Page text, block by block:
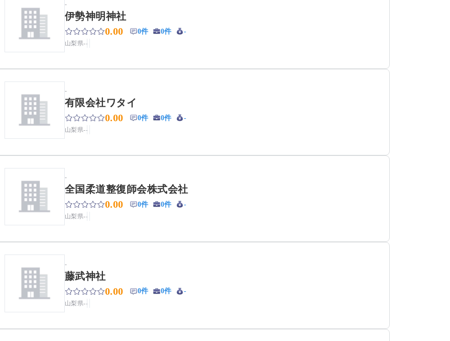
-
伊勢神明神社
0.00
0件 0件 -
山梨県--
-
有限会社ワタイ
0.00
0件 0件 -
山梨県--
-
全国柔道整復師会株式会社
0.00
0件 0件 -
山梨県--
-
藤武神社
0.00
0件 0件 -
山梨県--